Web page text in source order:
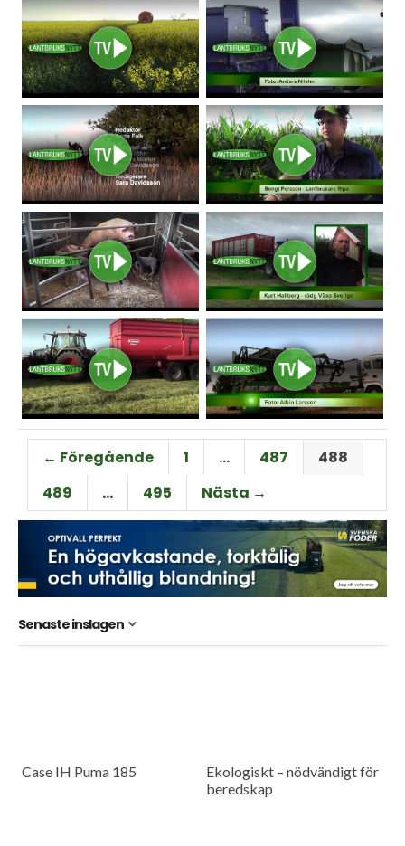
← Föregående 1 … 487
488
489
… 495 Nästa →
Senaste inslagen
Case IH Puma 185
Ekologiskt – nödvändigt för
beredskap